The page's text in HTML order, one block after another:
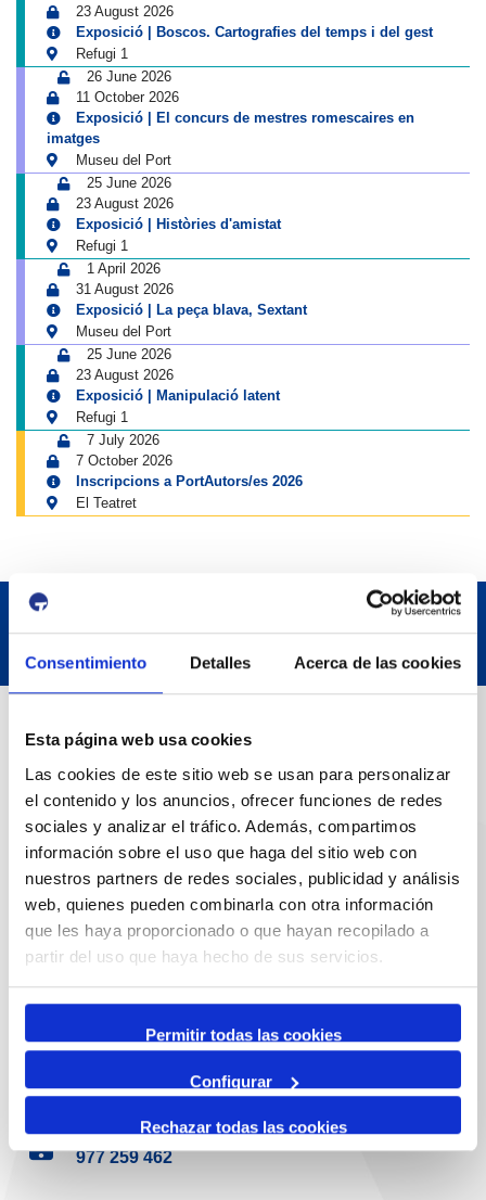
Consentimiento Detalles Acerca de las cookies
Esta página web usa cookies
Las cookies de este sitio web se usan para personalizar
el contenido y los anuncios, ofrecer funciones de redes
sociales y analizar el tráfico. Además, compartimos
información sobre el uso que haga del sitio web con
nuestros partners de redes sociales, publicidad y análisis
web, quienes pueden combinarla con otra información
que les haya proporcionado o que hayan recopilado a
partir del uso que haya hecho de sus servicios.
Permitir todas las cookies
Configurar
Rechazar todas las cookies
23 August 2026
Exposició | Boscos. Cartografies del temps i del gest
Refugi 1
26 June 2026
11 October 2026
Exposició | El concurs de mestres romescaires en
imatges
Museu del Port
25 June 2026
23 August 2026
Exposició | Històries d'amistat
Refugi 1
1 April 2026
31 August 2026
Exposició | La peça blava, Sextant
Museu del Port
25 June 2026
23 August 2026
Exposició | Manipulació latent
Refugi 1
7 July 2026
7 October 2026
Inscripcions a PortAutors/es 2026
El Teatret
Contact
Adreça
Passeig de l'Escullera s/n, 43004 Tarragona
Contact number
977 259 400
Emergency
Customer service
Contact phone
977 259 462